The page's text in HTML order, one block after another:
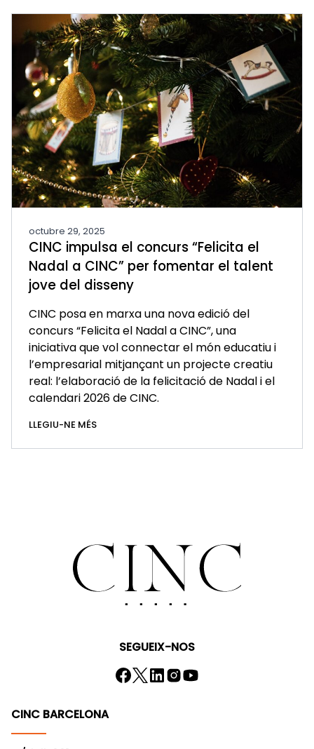
octubre 29, 2025
CINC impulsa el concurs “Felicita el
Nadal a CINC” per fomentar el talent
jove del disseny
CINC posa en marxa una nova edició del
concurs “Felicita el Nadal a CINC”, una
iniciativa que vol connectar el món educatiu i
l’empresarial mitjançant un projecte creatiu
real: l’elaboració de la felicitació de Nadal i el
calendari 2026 de CINC.
LLEGIU-NE MÉS
SEGUEIX-NOS
CINC BARCELONA